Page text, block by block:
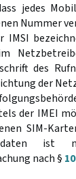
jedes
Nummer
IMSI
des
der
der IMEI
SIM-
ist
nach §